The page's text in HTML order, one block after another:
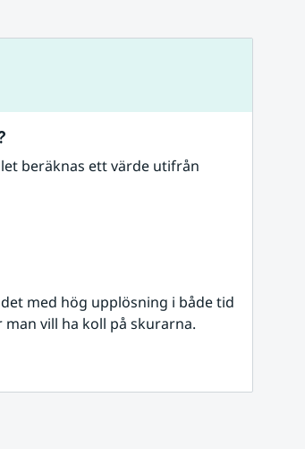
beräknas ett värde utifrån
med hög upplösning i både tid
vill ha koll på skurarna.